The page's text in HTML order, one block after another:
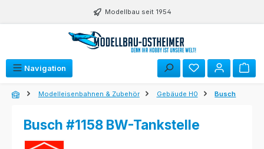
Zum Hauptinhalt springen Modellbau seit 1954
Navigation
Modelleisenbahnen & Zubehör Gebäude H0 Busch
Busch #1158 BW-Tankstelle